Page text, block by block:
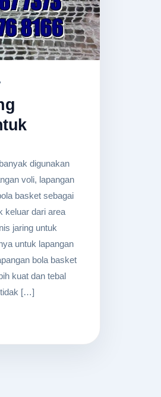
digunakan
voli, lapangan
basket sebagai
keluar dari area
jaring untuk
untuk lapangan
bola basket
kuat dan tebal
tidak […]